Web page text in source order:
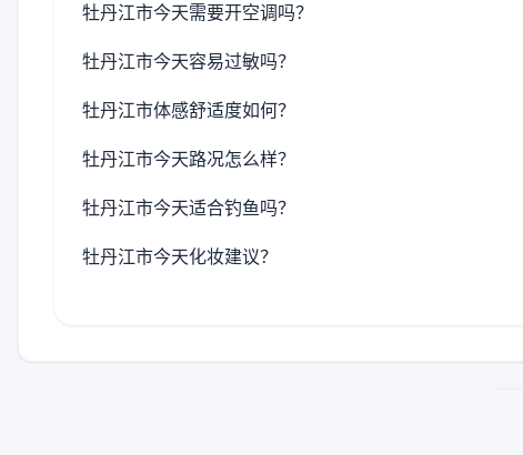
牡丹江市今天需要开空调吗？
牡丹江市今天容易过敏吗？
牡丹江市体感舒适度如何？
牡丹江市今天路况怎么样？
牡丹江市今天适合钓鱼吗？
牡丹江市今天化妆建议？